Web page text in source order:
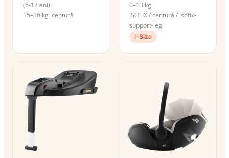
(6-12 ani)
15–36 kg centură
0–13 kg
ISOFIX / centură / isofix-
support-leg
i-Size